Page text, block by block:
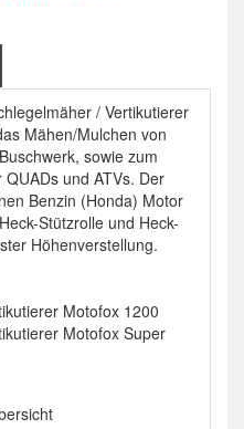
/ Vertikutierer
Mähen/Mulchen von
sowie zum
und ATVs. Der
Benzin (Honda) Motor
Stützrolle und Heck-
Höhenverstellung.
Motofox 1200
Motofox Super